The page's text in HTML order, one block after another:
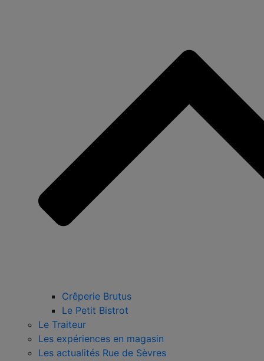
Crêperie Brutus
Le Petit Bistrot
Le Traiteur
Les expériences en magasin
Les actualités Rue de Sèvres